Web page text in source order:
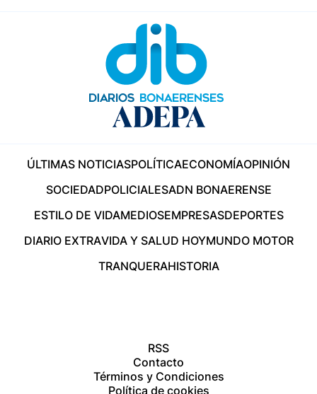
ÚLTIMAS NOTICIASPOLÍTICAECONOMÍAOPINIÓN
SOCIEDADPOLICIALESADN BONAERENSE
ESTILO DE VIDAMEDIOSEMPRESASDEPORTES
DIARIO EXTRAVIDA Y SALUD HOYMUNDO MOTOR
TRANQUERAHISTORIA
RSS
Contacto
Términos y Condiciones
Política de cookies